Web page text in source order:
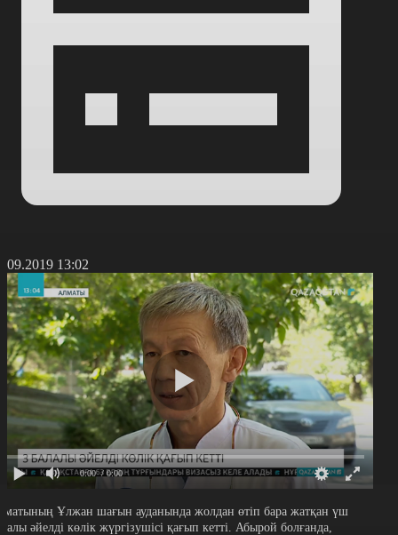
13:02
0:00 / 0:00
Ұлжан шағын ауданында жолдан өтіп бара жатқан үш
әйелді көлік жүргізушісі қағып кетті. Абырой болғанда,